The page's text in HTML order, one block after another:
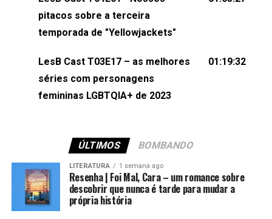
(⁠⁠⁠⁠@brunarfentanes⁠⁠⁠⁠) e Pollyelly FlorêncioEdição de
Naiady Machado
pitacos sobre a terceira
temporada de "Yellowjackets"
LesB Cast T03E17 – as melhores
séries com personagens
femininas LGBTQIA+ de 2023
01:19:32
ÚLTIMOS BOMBANDO
LITERATURA 1 semana ago
Resenha | Foi Mal, Cara – um romance sobre
descobrir que nunca é tarde para mudar a
própria história